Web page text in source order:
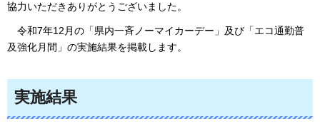
協力いただきありがとうございました。
令和7年12月の「県内一斉ノーマイカーデー」及び「エコ通勤普
及強化月間」 の実施結果を掲載します。
実施結果